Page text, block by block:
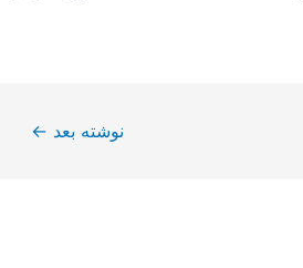
نوشته بعد ←